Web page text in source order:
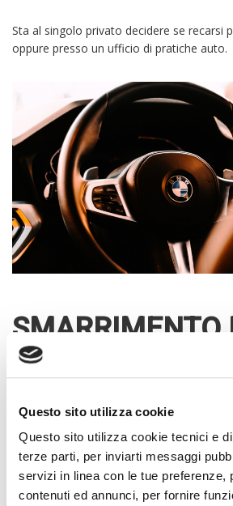
Questo sito utilizza cookie
Questo sito utilizza cookie tecnici e
terze parti, per inviarti messaggi
servizi in linea con le tue preferenze,
contenuti ed annunci, per fornire
Sta al singolo privato decidere se recarsi
oppure presso un ufficio di pratiche auto.
SMARRIMENTO
CERTIFICATO DI
PROPRIETÀ
SAPERE
Alcuni piccoli aspetti interessanti da
modalità di erogazione.